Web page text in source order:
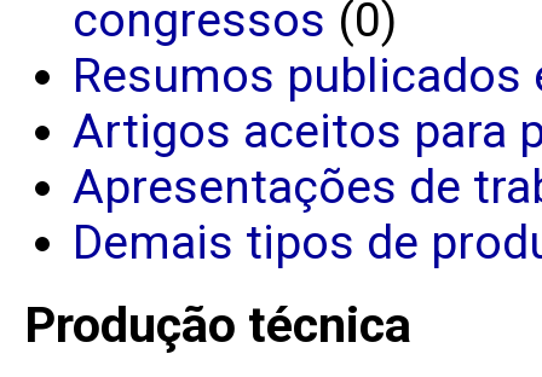
congressos (0)
Resumos
Artigos aceitos para
Apresentações de
Demais tipos de
Produção técnica